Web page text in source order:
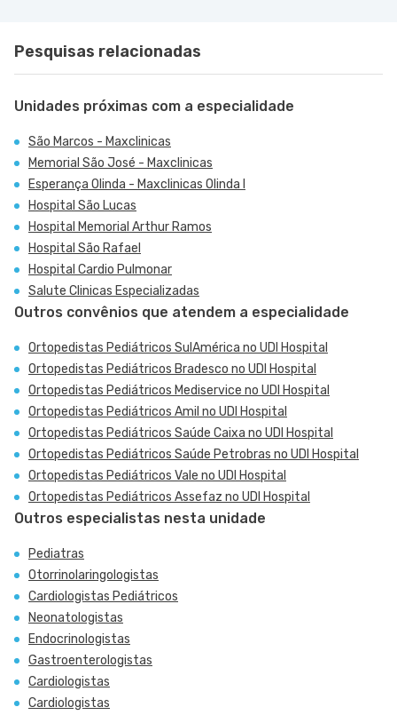
Pesquisas relacionadas
Unidades próximas com a especialidade
São Marcos - Maxclinicas
Memorial São José - Maxclinicas
Esperança Olinda - Maxclinicas Olinda I
Hospital São Lucas
Hospital Memorial Arthur Ramos
Hospital São Rafael
Hospital Cardio Pulmonar
Salute Clinicas Especializadas
Outros convênios que atendem a especialidade
Ortopedistas Pediátricos SulAmérica no UDI Hospital
Ortopedistas Pediátricos Bradesco no UDI Hospital
Ortopedistas Pediátricos Mediservice no UDI Hospital
Ortopedistas Pediátricos Amil no UDI Hospital
Ortopedistas Pediátricos Saúde Caixa no UDI Hospital
Ortopedistas Pediátricos Saúde Petrobras no UDI Hospital
Ortopedistas Pediátricos Vale no UDI Hospital
Ortopedistas Pediátricos Assefaz no UDI Hospital
Outros especialistas nesta unidade
Pediatras
Otorrinolaringologistas
Cardiologistas Pediátricos
Neonatologistas
Endocrinologistas
Gastroenterologistas
Cardiologistas
Cardiologistas